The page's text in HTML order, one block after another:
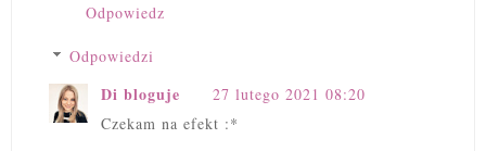
Odpowiedz
Odpowiedzi
Di bloguje
27 lutego 2021 08:20
Czekam na efekt :*